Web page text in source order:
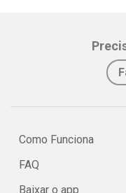
Como Funciona
FAQ
Baixar o app